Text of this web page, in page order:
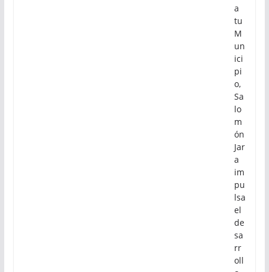
a
tu
M
un
ici
pi
o,
Sa
lo
m
ón
Jar
a
im
pu
lsa
el
de
sa
rr
oll